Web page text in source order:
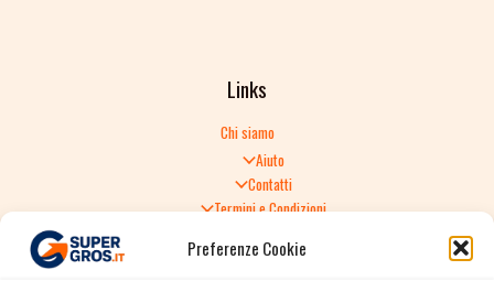
Preferenze Cookie
Links
Chi siamo
Aiuto
Contatti
Termini e Condizioni
Politica di Reso